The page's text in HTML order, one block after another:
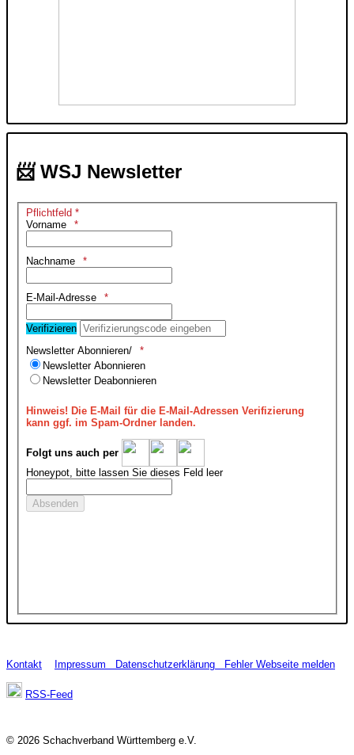
📨 WSJ Newsletter
Pflichtfeld *
Vorname
Nachname
E-Mail-Adresse
Verifizieren
Newsletter Abonnieren/
Newsletter Abonnieren
Newsletter Deabonnieren
Hinweis! Die E-Mail für die E-Mail-Adressen Verifizierung
kann ggf. im Spam-Ordner landen.
Folgt uns auch per
Honeypot, bitte lassen Sie dieses Feld leer
Kontakt Impressum Datenschutzerklärung Fehler Webseite melden
RSS-Feed
© 2026 Schachverband Württemberg e.V.